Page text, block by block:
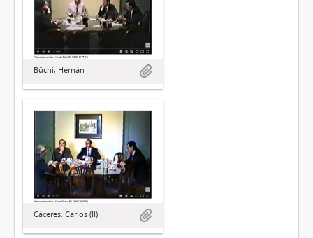
Büchi, Hernán
Cáceres, Carlos (II)